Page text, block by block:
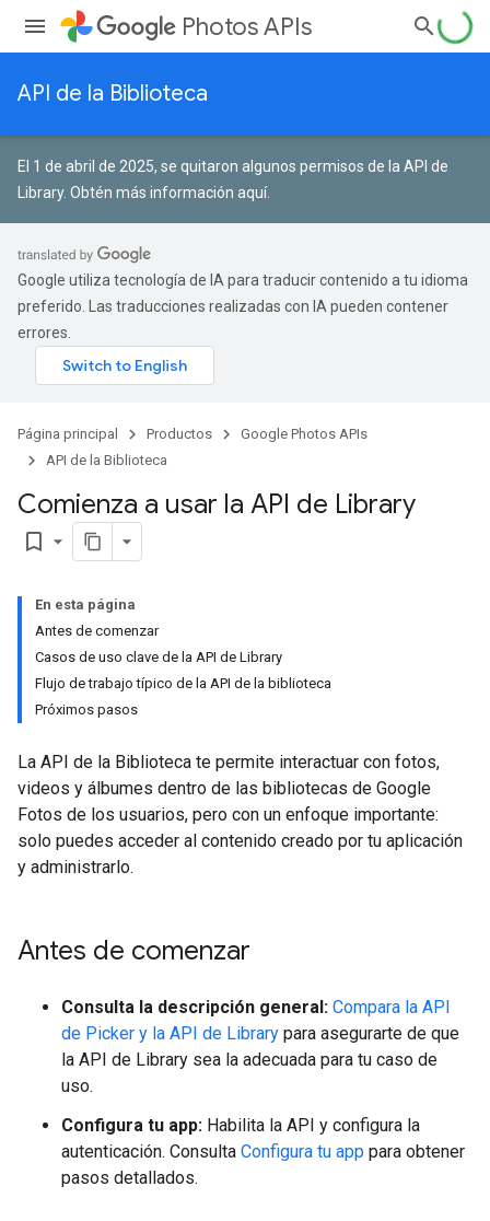
Photos APIs
API de la Biblioteca
El 1 de abril de 2025, se quitaron algunos permisos de la API de
Library. Obtén más información aquí.
Google utiliza tecnología de IA para traducir contenido a tu idioma
preferido. Las traducciones realizadas con IA pueden contener
errores.
Página principal Productos
Google Photos APIs
API de la Biblioteca
Comienza a usar la API de Library
bookmark_border
En esta página
Antes de comenzar
Casos de uso clave de la API de Library
Flujo de trabajo típico de la API de la biblioteca
Próximos pasos
La API de la Biblioteca te permite interactuar con fotos,
videos y álbumes dentro de las bibliotecas de Google
Fotos de los usuarios, pero con un enfoque importante:
solo puedes acceder al contenido creado por tu aplicación
y administrarlo.
Antes de comenzar
Consulta la descripción general: Compara la API
de Picker y la API de Library para asegurarte de que
la API de Library sea la adecuada para tu caso de
uso.
Configura tu app: Habilita la API y configura la
autenticación. Consulta Configura tu app para obtener
pasos detallados.